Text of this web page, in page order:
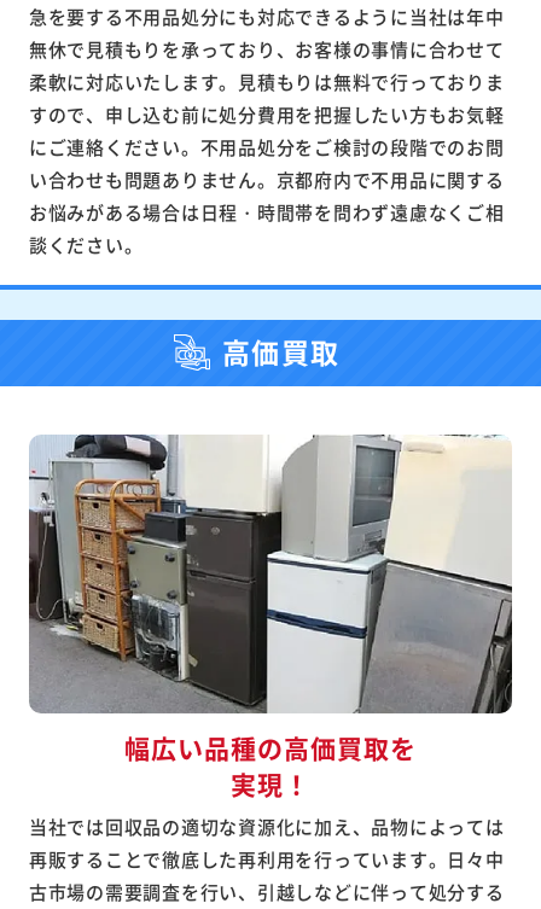
急を要する不用品処分にも対応できるように当社は年中
無休で見積もりを承っており、お客様の事情に合わせて
柔軟に対応いたします。見積もりは無料で行っておりま
すので、申し込む前に処分費用を把握したい方もお気軽
にご連絡ください。不用品処分をご検討の段階でのお問
い合わせも問題ありません。京都府内で不用品に関する
お悩みがある場合は日程・時間帯を問わず遠慮なくご相
談ください。
高価買取
幅広い品種の高価買取を
実現！
当社では回収品の適切な資源化に加え、品物によっては
再販することで徹底した再利用を行っています。日々中
古市場の需要調査を行い、引越しなどに伴って処分する